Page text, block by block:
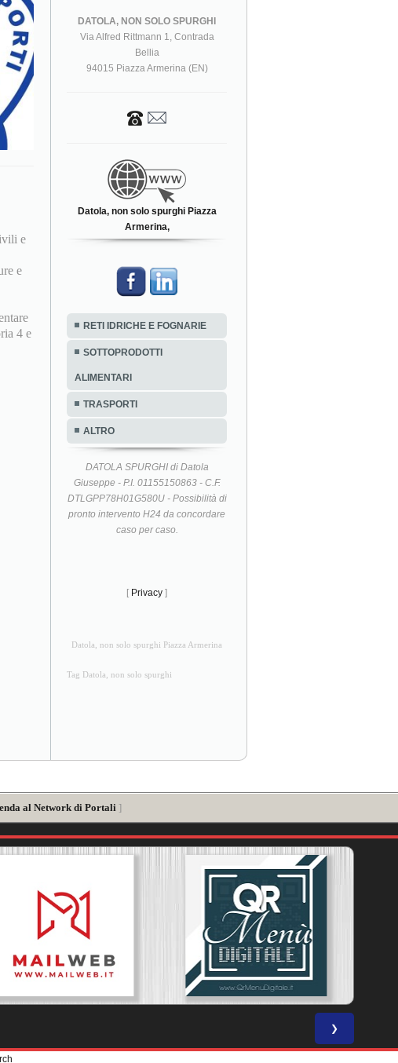
e
e
4 e
DATOLA, NON SOLO SPURGHI
Via Alfred Rittmann 1, Contrada
Bellia
94015 Piazza Armerina (EN)
Datola, non solo spurghi Piazza
Armerina,
RETI IDRICHE E FOGNARIE
SOTTOPRODOTTI
ALIMENTARI
TRASPORTI
ALTRO
DATOLA SPURGHI di Datola
Giuseppe - P.I. 01155150863 - C.F.
DTLGPP78H01G580U - Possibilità di
pronto intervento H24 da concordare
caso per caso.
[ Privacy ]
Datola, non solo spurghi Piazza Armerina
Tag Datola, non solo spurghi
al Network di Portali ]
❯